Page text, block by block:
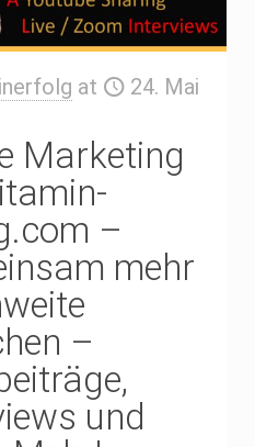
at
24. Mai
Marketing
–
mehr
–
und